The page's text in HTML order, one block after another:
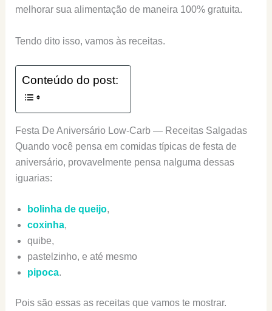
melhorar sua alimentação de maneira 100% gratuita.
Tendo dito isso, vamos às receitas.
Conteúdo do post:
Festa De Aniversário Low-Carb — Receitas Salgadas
Quando você pensa em comidas típicas de festa de
aniversário, provavelmente pensa nalguma dessas
iguarias:
bolinha de queijo,
coxinha,
quibe,
pastelzinho, e até mesmo
pipoca.
Pois são essas as receitas que vamos te mostrar.